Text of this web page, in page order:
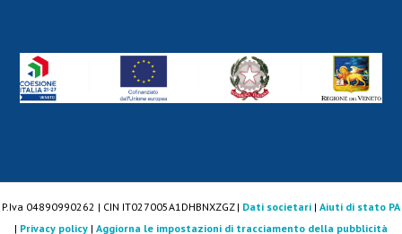
P.Iva 04890990262 | CIN IT027005A1DHBNXZGZ | Dati societari | Aiuti di stato PA
| Privacy policy | Aggiorna le impostazioni di tracciamento della pubblicità